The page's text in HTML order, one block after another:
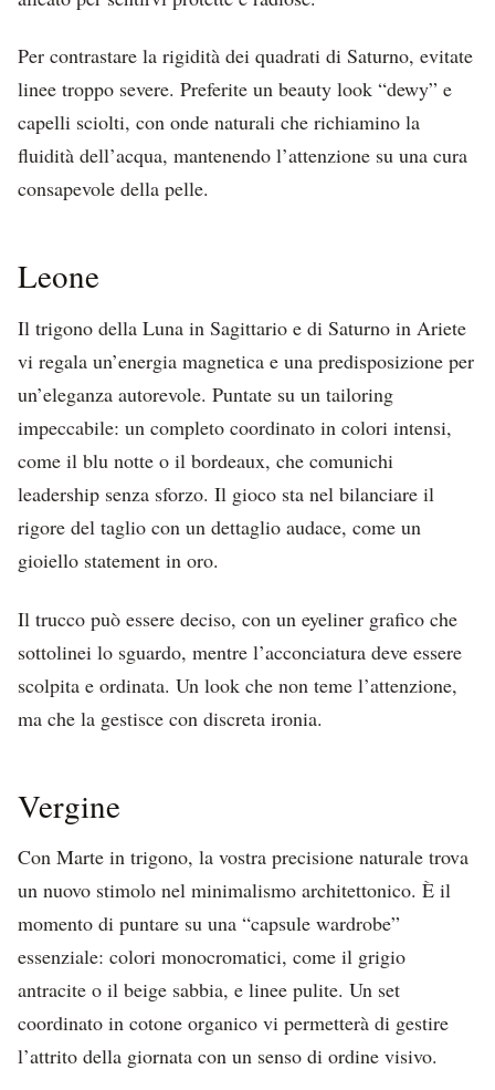
Per contrastare la rigidità dei quadrati di Saturno, evitate
linee troppo severe. Preferite un beauty look “dewy” e
capelli sciolti, con onde naturali che richiamino la
fluidità dell’acqua, mantenendo l’attenzione su una cura
consapevole della pelle.
Leone
Il trigono della Luna in Sagittario e di Saturno in Ariete
vi regala un’energia magnetica e una predisposizione per
un’eleganza autorevole. Puntate su un tailoring
impeccabile: un completo coordinato in colori intensi,
come il blu notte o il bordeaux, che comunichi
leadership senza sforzo. Il gioco sta nel bilanciare il
rigore del taglio con un dettaglio audace, come un
gioiello statement in oro.
Il trucco può essere deciso, con un eyeliner grafico che
sottolinei lo sguardo, mentre l’acconciatura deve essere
scolpita e ordinata. Un look che non teme l’attenzione,
ma che la gestisce con discreta ironia.
Vergine
Con Marte in trigono, la vostra precisione naturale trova
un nuovo stimolo nel minimalismo architettonico. È il
momento di puntare su una “capsule wardrobe”
essenziale: colori monocromatici, come il grigio
antracite o il beige sabbia, e linee pulite. Un set
coordinato in cotone organico vi permetterà di gestire
l’attrito della giornata con un senso di ordine visivo.